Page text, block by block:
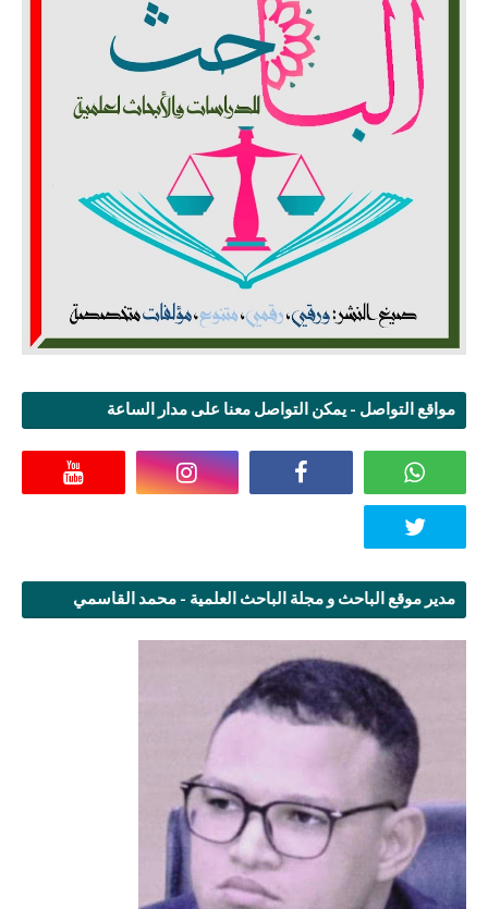
مواقع التواصل - يمكن التواصل معنا على مدار الساعة
مدير موقع الباحث و مجلة الباحث العلمية - محمد القاسمي